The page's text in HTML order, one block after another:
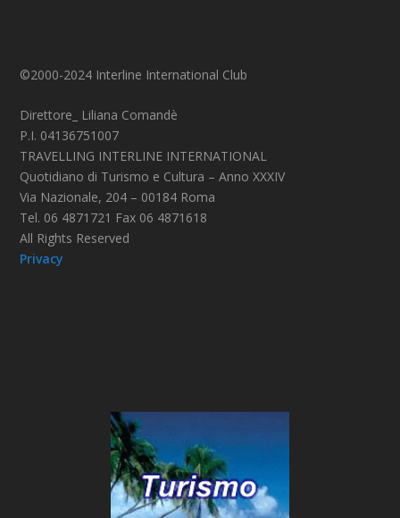
©2000-2024 Interline International Club
Direttore_ Liliana Comandè
P.I. 04136751007
TRAVELLING INTERLINE INTERNATIONAL
Quotidiano di Turismo e Cultura – Anno XXXIV
Via Nazionale, 204 – 00184 Roma
Tel. 06 4871721 Fax 06 4871618
All Rights Reserved
Privacy